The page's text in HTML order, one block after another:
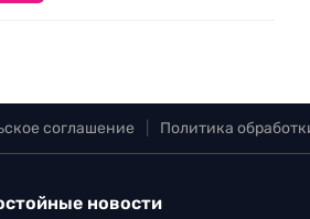
соглашение Политика
новости